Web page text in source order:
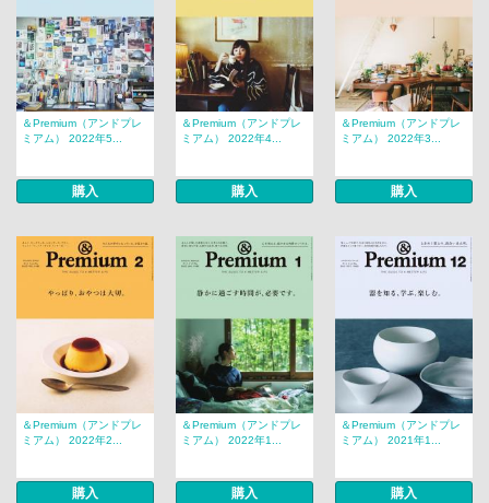
＆Premium（アンドプレ
ミアム） 2022年5...
購入
＆Premium（アンドプレ
ミアム） 2022年4...
購入
＆Premium（アンドプレ
ミアム） 2022年3...
購入
＆Premium（アンドプレ
ミアム） 2022年2...
購入
＆Premium（アンドプレ
ミアム） 2022年1...
購入
＆Premium（アンドプレ
ミアム） 2021年1...
購入